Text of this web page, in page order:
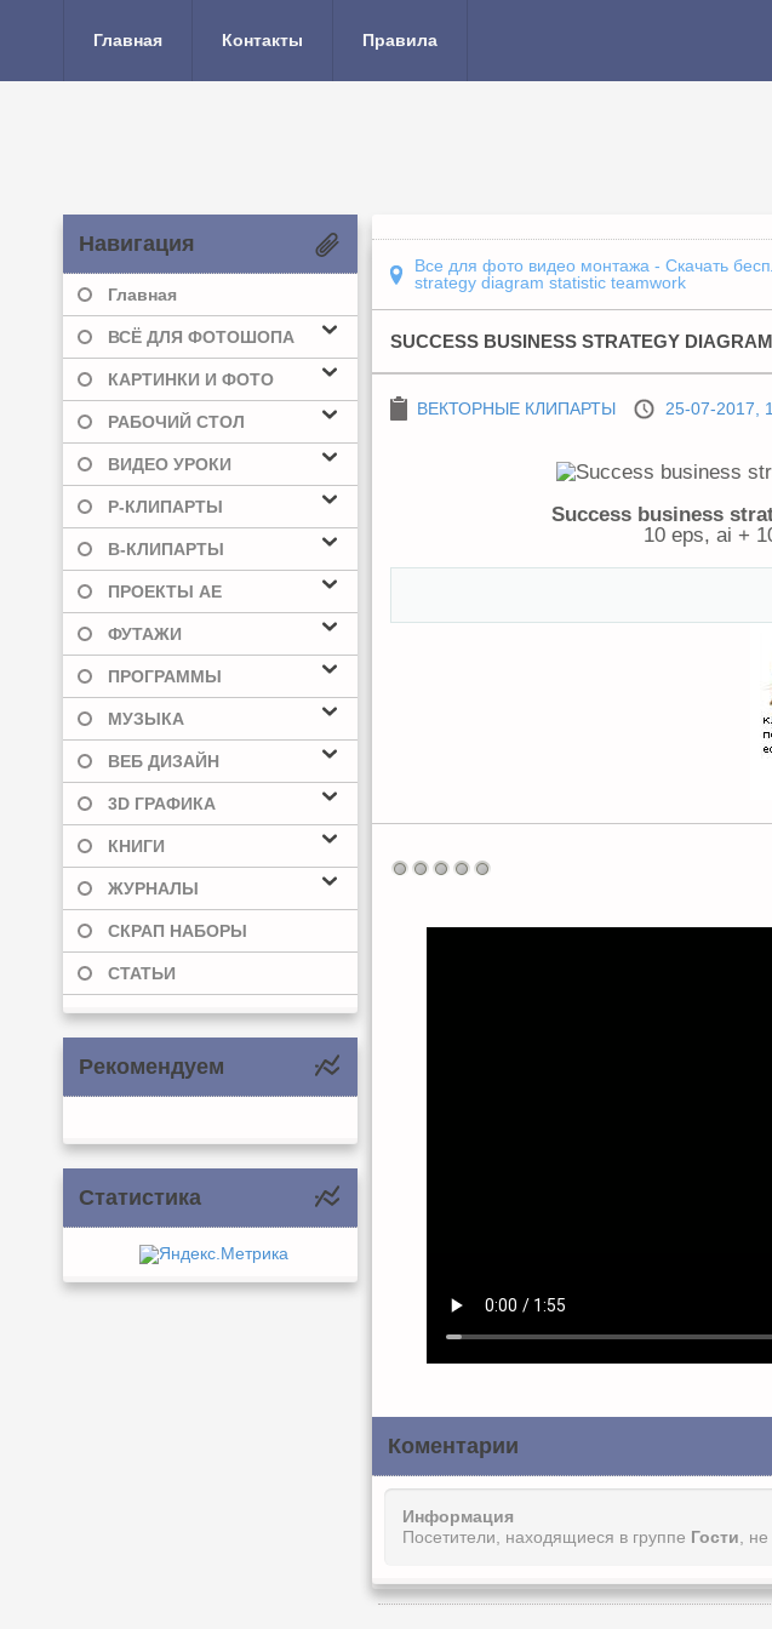
Главная Контакты Правила
Навигация
Главная
ВСЁ ДЛЯ ФОТОШОПА
КАРТИНКИ И ФОТО
РАБОЧИЙ СТОЛ
ВИДЕО УРОКИ
Р-КЛИПАРТЫ
В-КЛИПАРТЫ
ПРОЕКТЫ AE
ФУТАЖИ
ПРОГРАММЫ
МУЗЫКА
ВЕБ ДИЗАЙН
3D ГРАФИКА
КНИГИ
ЖУРНАЛЫ
СКРАП НАБОРЫ
СТАТЬИ
Рекомендуем
Статистика
Все для фото видео монтажа - Скачать
strategy diagram statistic teamwork
SUCCESS BUSINESS STRATEGY
ВЕКТОРНЫЕ КЛИПАРТЫ 25-07-2017,
Success business
10 eps, ai +
Коментарии
Информация
Посетители, находящиеся в группе Гости ,